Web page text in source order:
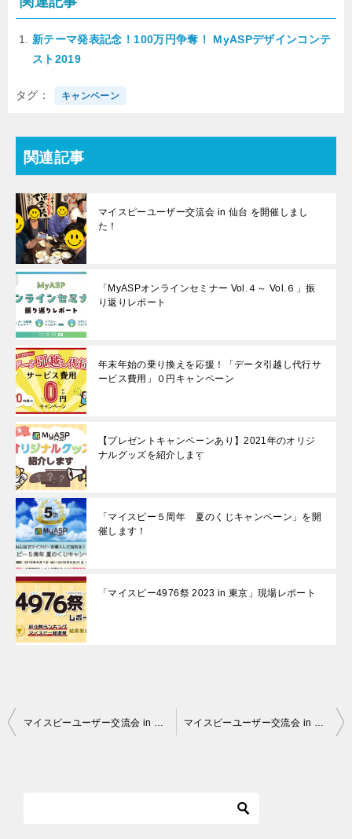
新テーマ発表記念！100万円争奪！ MyASPデザインコンテ
スト2019
タグ キャンペーン
関連記事
マイスピーユーザー交流会 in 仙台 を開催しまし
た！
「MyASPオンラインセミナー Vol.４～ Vol.６」振
り返りレポート
年末年始の乗り換えを応援！「データ引越し代行サ
ービス費用」０円キャンペーン
【プレゼントキャンペーンあり】2021年のオリジ
ナルグッズを紹介します
「マイスピー５周年 夏のくじキャンペーン」を開
催します！
「マイスピー4976祭 2023 in 東京」現場レポート
投
マイスピーユーザー交流会 in 仙台 を開催しました！ マイスピーユーザー交流会 in 大阪 を開催しました！